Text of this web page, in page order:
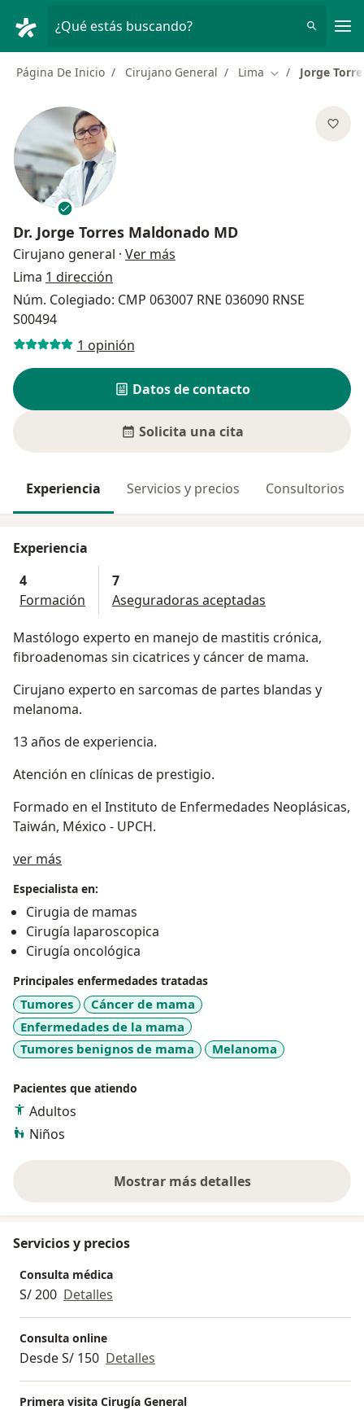
¿Qué estás buscando?
Página De Inicio Cirujano General Lima Cambiar de
Jorge
Dr. Jorge Torres Maldonado MD
Cirujano general · Ver más
Lima 1 dirección
Núm. Colegiado: CMP 063007 RNE 036090 RNSE
S00494
1 opinión
Datos de contacto
Solicita una cita
Experiencia Servicios y precios Consultorios
Experiencia
4
Formación
7
Aseguradoras aceptadas
Mastólogo experto en manejo de mastitis crónica,
fibroadenomas sin cicatrices y cáncer de mama.
Cirujano experto en sarcomas de partes blandas y
melanoma.
13 años de experiencia.
Atención en clínicas de prestigio.
Formado en el Instituto de Enfermedades Neoplásicas,
Taiwán, México - UPCH.
ver más
Especialista en:
Cirugia de mamas
Cirugía laparoscopica
Cirugía oncológica
Principales enfermedades tratadas
Tumores
Cáncer de mama
Enfermedades de la mama
Tumores benignos de mama
Melanoma
Pacientes que atiendo
Adultos
Niños
Mostrar más detalles
sobre la experiencia
Servicios y precios
Consulta médica
S/ 200 Detalles
Consulta online
Desde S/ 150 Detalles
Primera visita Cirugía General